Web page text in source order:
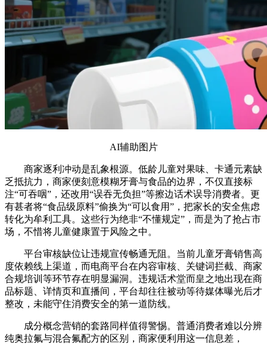
AI辅助图片
商家逐利冲动是乱象根源。低龄儿童对果味、卡通元素缺
乏抵抗力，商家便刻意模糊牙膏与食品的边界，不仅直接标
注“可吞咽”，还改用“误吞无负担”等擦边话术误导消费者。更
有甚者将“食品级原料”偷换为“可以食用”，把家长的安全焦虑
转化为牟利工具。这些行为绝非“不懂规定”，而是为了抢占市
场，不惜将儿童健康置于风险之中。
平台审核缺位让违规宣传畅通无阻。当前儿童牙膏销售高
度依赖线上渠道，而电商平台在内容审核、关键词拦截、商家
合规培训等环节存在明显漏洞。违规话术堂而皇之地出现在商
品标题、详情页和直播间，平台却往往被动等待媒体曝光后才
整改，未能守住消费安全的第一道防线。
成分概念营销的套路同样值得警惕。普通消费者难以分辨
纯奥拉氟与混合氟配方的区别，商家便利用这一信息差，